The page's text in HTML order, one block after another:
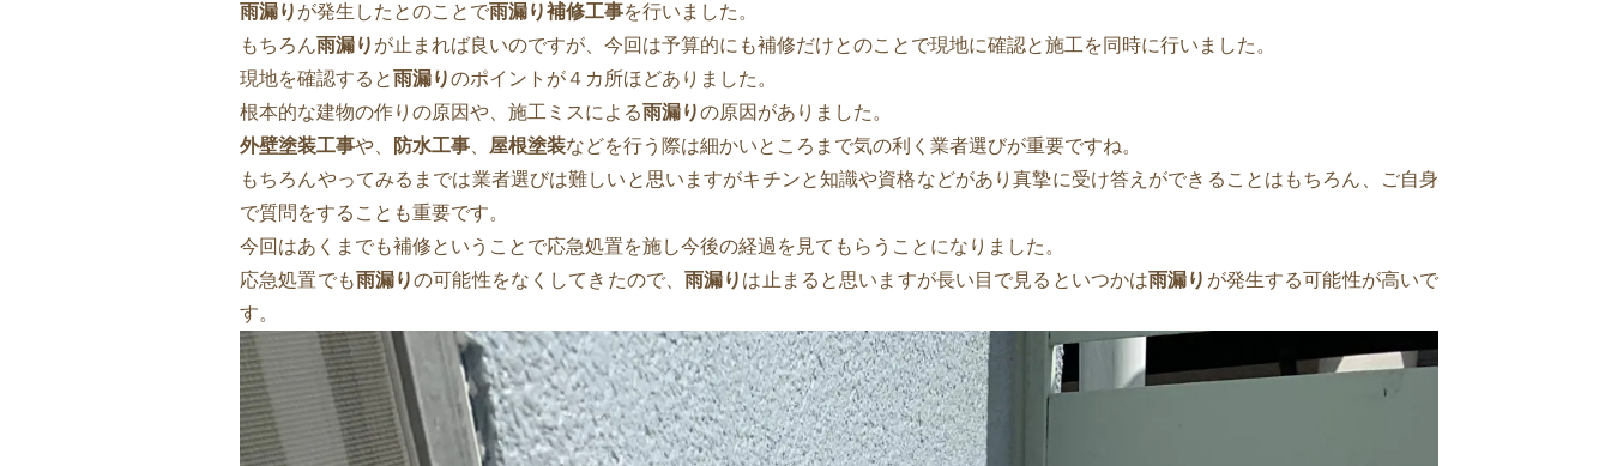
雨漏り が発生したとのことで雨漏り補修工事を行いました。
もちろん雨漏り が止まれば良いのですが、今回は予算的にも補修だけとのことで現地に確認と施工を同時に行いました。
現地を確認すると雨漏りのポイントが４カ所ほどありました。
根本的な建物の作りの原因や、施工ミスによる雨漏りの原因がありました。
外壁塗装工事や、 防水工事 屋根塗装などを行う際は細かいところまで気の利く業者選びが重要ですね。
もちろんやってみるまでは業者選びは難しいと思いますがキチンと知識や資格などがあり真摯に受け答えができることはもちろん、ご自身
で質問をすることも重要です。
今回はあくまでも補修ということで応急処置を施し今後の経過を見てもらうことになりました。
応急処置でも雨漏りの可能性をなくしてきたので、雨漏り は止まると思いますが長い目で見るといつかは雨漏り が発生する可能性が高いで
す。